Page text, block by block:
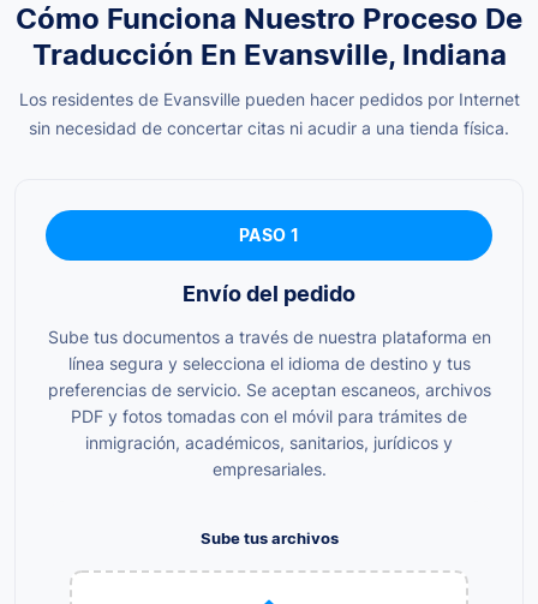
Cómo Funciona Nuestro Proceso De
Traducción En Evansville, Indiana
Los residentes de Evansville pueden hacer pedidos por Internet
sin necesidad de concertar citas ni acudir a una tienda física.
PASO 1
Envío del pedido
Sube tus documentos a través de nuestra plataforma en
línea segura y selecciona el idioma de destino y tus
preferencias de servicio. Se aceptan escaneos, archivos
PDF y fotos tomadas con el móvil para trámites de
inmigración, académicos, sanitarios, jurídicos y
empresariales.
Sube tus archivos